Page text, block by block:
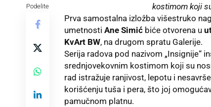
Podelite
kostimom koji
Prva samostalna izložba višestruko
umetnosti Ane Simić biće otvorena u
KvArt BW, na drugom spratu Galerije.
Serija radova pod nazivom „Insignije“
srednjovekovnim kostimom koji su
rad istražuje ranjivost, lepotu i
korišćenju tuša i pera, što joj
pamučnom platnu.